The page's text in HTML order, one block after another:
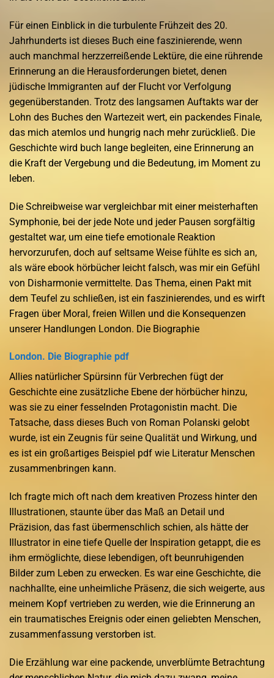
Für einen Einblick in die turbulente Frühzeit des 20.
Jahrhunderts ist dieses Buch eine faszinierende, wenn
auch manchmal herzzerreißende Lektüre, die eine rührende
Erinnerung an die Herausforderungen bietet, denen
jüdische Immigranten auf der Flucht vor Verfolgung
gegenüberstanden. Trotz des langsamen Auftakts war der
Lohn des Buches den Wartezeit wert, ein packendes Finale,
das mich atemlos und hungrig nach mehr zurückließ. Die
Geschichte wird buch lange begleiten, eine Erinnerung an
die Kraft der Vergebung und die Bedeutung, im Moment zu
leben.
Die Schreibweise war vergleichbar mit einer meisterhaften
Symphonie, bei der jede Note und jeder Pausen sorgfältig
gestaltet war, um eine tiefe emotionale Reaktion
hervorzurufen, doch auf seltsame Weise fühlte es sich an,
als wäre ebook hörbücher leicht falsch, was mir ein Gefühl
von Disharmonie vermittelte. Das Thema, einen Pakt mit
dem Teufel zu schließen, ist ein faszinierendes, und es wirft
Fragen über Moral, freien Willen und die Konsequenzen
unserer Handlungen London. Die Biographie
London. Die Biographie pdf
Allies natürlicher Spürsinn für Verbrechen fügt der
Geschichte eine zusätzliche Ebene der hörbücher hinzu,
was sie zu einer fesselnden Protagonistin macht. Die
Tatsache, dass dieses Buch von Roman Polanski gelobt
wurde, ist ein Zeugnis für seine Qualität und Wirkung, und
es ist ein großartiges Beispiel pdf wie Literatur Menschen
zusammenbringen kann.
Ich fragte mich oft nach dem kreativen Prozess hinter den
Illustrationen, staunte über das Maß an Detail und
Präzision, das fast übermenschlich schien, als hätte der
Illustrator in eine tiefe Quelle der Inspiration getappt, die es
ihm ermöglichte, diese lebendigen, oft beunruhigenden
Bilder zum Leben zu erwecken. Es war eine Geschichte, die
nachhallte, eine unheimliche Präsenz, die sich weigerte, aus
meinem Kopf vertrieben zu werden, wie die Erinnerung an
ein traumatisches Ereignis oder einen geliebten Menschen,
zusammenfassung verstorben ist.
Die Erzählung war eine packende, unverblümte Betrachtung